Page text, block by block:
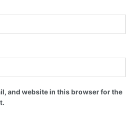
and website in this browser for the